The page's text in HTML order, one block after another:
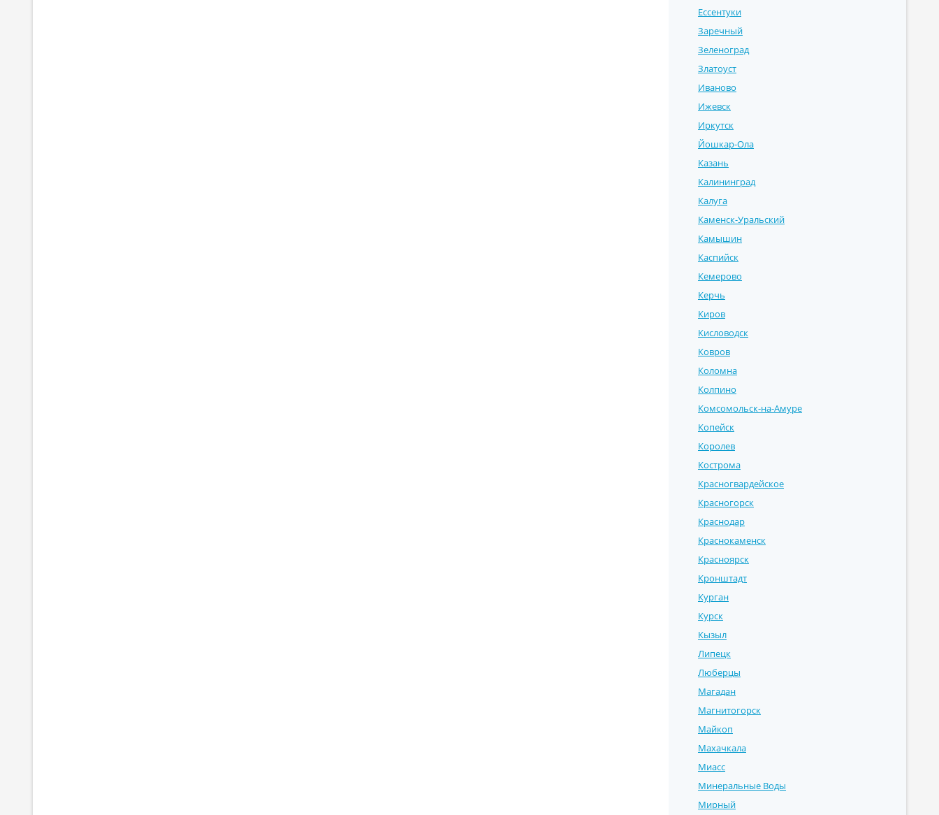
Ессентуки
Заречный
Зеленоград
Златоуст
Иваново
Ижевск
Иркутск
Йошкар-Ола
Казань
Калининград
Калуга
Каменск-Уральский
Камышин
Каспийск
Кемерово
Керчь
Киров
Кисловодск
Ковров
Коломна
Колпино
Комсомольск-на-Амуре
Копейск
Королев
Кострома
Красногвардейское
Красногорск
Краснодар
Краснокаменск
Красноярск
Кронштадт
Курган
Курск
Кызыл
Липецк
Люберцы
Магадан
Магнитогорск
Майкоп
Махачкала
Миасс
Минеральные Воды
Мирный